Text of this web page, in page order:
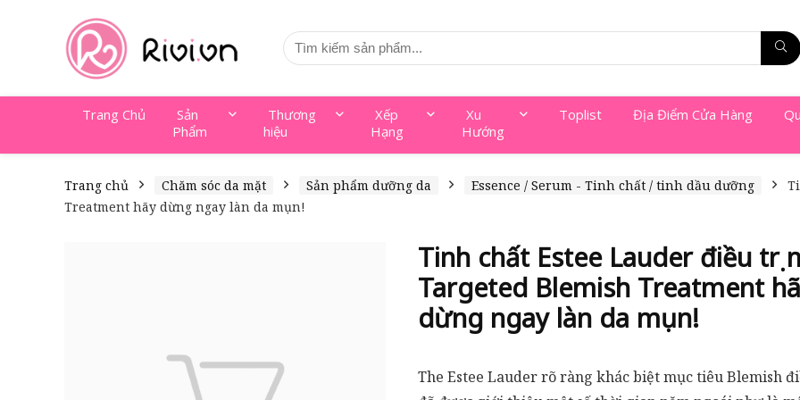
Trang Chủ
Sản
Phẩm
Thương
hiệu
Xếp
Hạng
Xu
Hướng
Toplist Địa Điểm Cửa Hàng
Trang chủ Chăm sóc da mặt Sản phẩm dưỡng da Essence / Serum - Tinh chất / tinh dầu dưỡng
Treatment hãy dừng ngay làn da mụn!
Tinh chất Estee Lauder điều trị
Targeted Blemish Treatment
dừng ngay làn da mụn!
The Estee Lauder rõ ràng khác biệt mục tiêu Blemish